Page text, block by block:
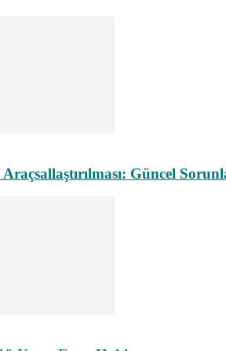
Araçsallaştırılması: Güncel